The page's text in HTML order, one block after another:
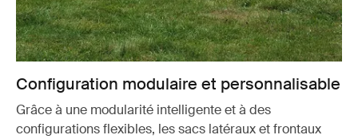
Configuration modulaire et personnalisable
Grâce à une modularité intelligente et à des
configurations flexibles, les sacs latéraux et frontaux